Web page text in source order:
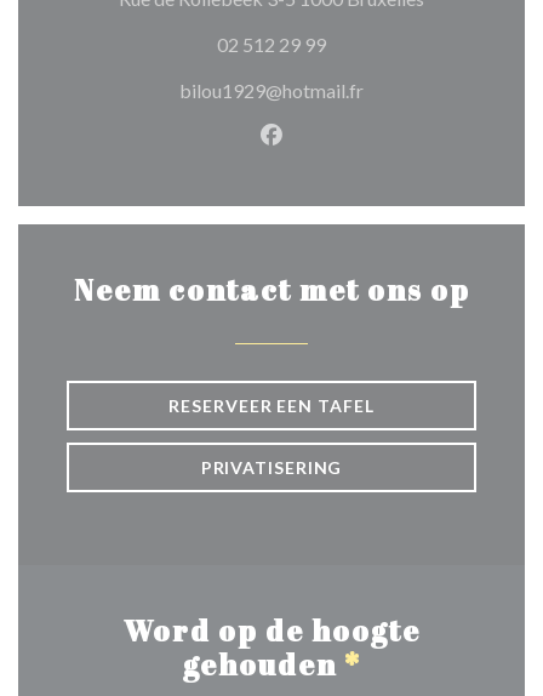
02 512 29 99
bilou1929@hotmail.fr
Facebook ((opent in een
Neem contact met ons op
RESERVEER EEN TAFEL
PRIVATISERING
Word op de hoogte
gehouden *